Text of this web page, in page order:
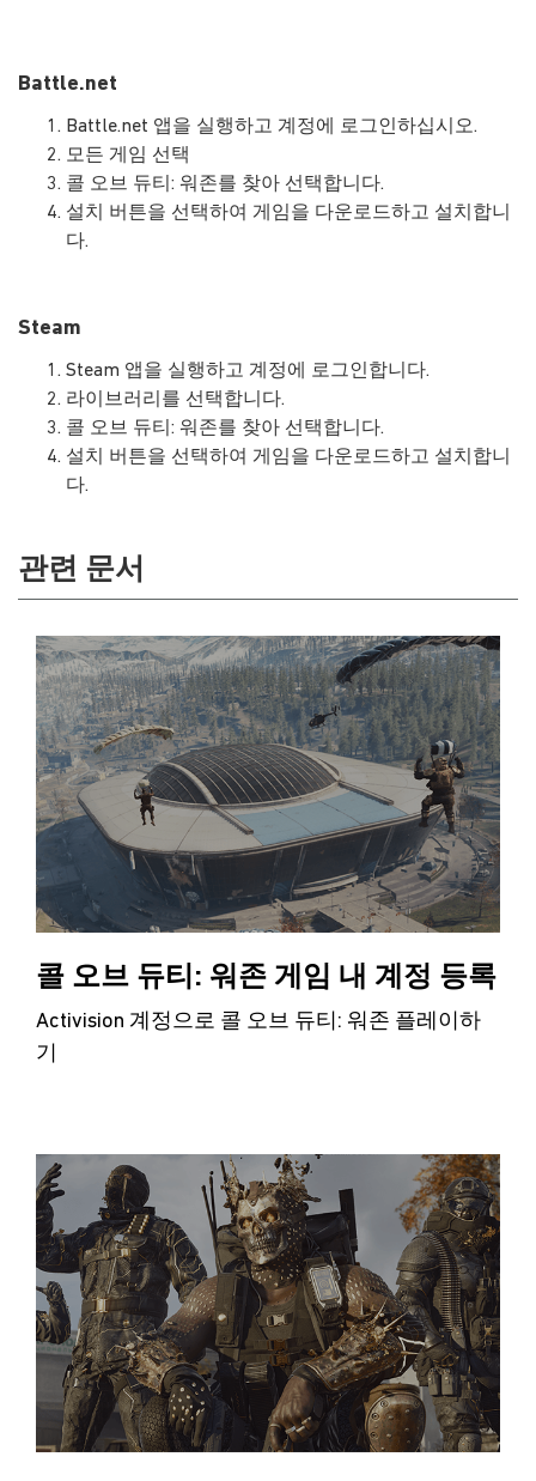
Battle.net
Battle.net 앱을 실행하고 계정에 로그인하십시오.
모든 게임 선택
콜 오브 듀티: 워존를 찾아 선택합니다.
설치 버튼을 선택하여 게임을 다운로드하고 설치합니
다.
Steam
Steam 앱을 실행하고 계정에 로그인합니다.
라이브러리를 선택합니다.
콜 오브 듀티: 워존를 찾아 선택합니다.
설치 버튼을 선택하여 게임을 다운로드하고 설치합니
다.
관련 문서
콜 오브 듀티: 워존 게임 내 계정 등록
Activision 계정으로 콜 오브 듀티: 워존 플레이하
기